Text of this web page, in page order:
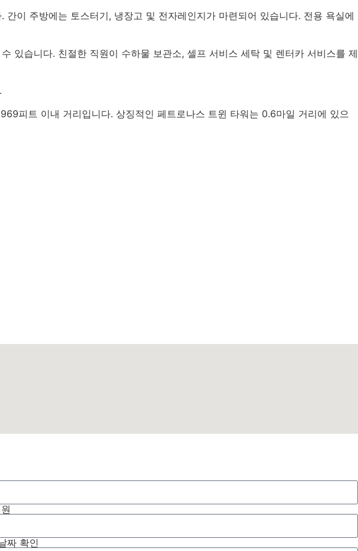
이 주방에는 토스터기, 냉장고 및 전자레인지가 마련되어 있습니다. 전용 욕실에
있습니다. 친절한 직원이 수하물 보관소, 셀프 서비스 세탁 및 렌터카 서비스를 제
피트 이내 거리입니다. 상징적인 페트로나스 트윈 타워는 0.6마일 거리에 있으
짜 확인